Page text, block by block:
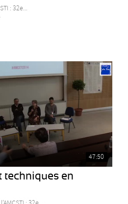
: 32e...
47:50
techniques en